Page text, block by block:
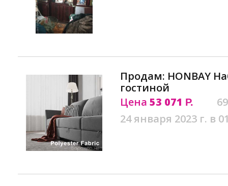
Продам: HONBAY
гостиной
Цена 53 071 Р.
24 января 2023 г. в